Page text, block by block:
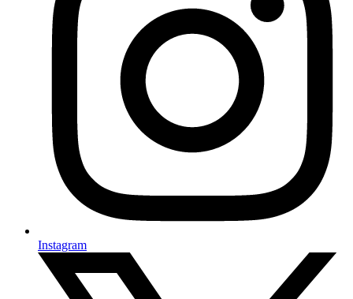
Instagram